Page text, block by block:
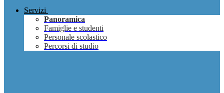
Servizi
Panoramica
Famiglie e studenti
Personale scolastico
Percorsi di studio